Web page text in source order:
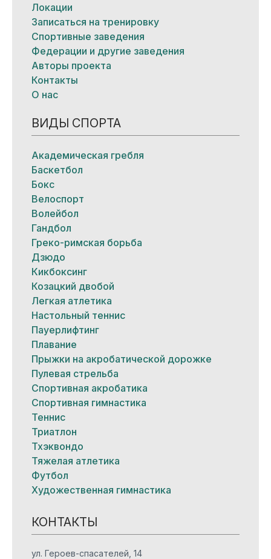
Локации
Записаться на тренировку
Спортивные заведения
Федерации и другие заведения
Авторы проекта
Контакты
О нас
ВИДЫ СПОРТА
Академическая гребля
Баскетбол
Бокс
Велоспорт
Волейбол
Гандбол
Греко-римская борьба
Дзюдо
Кикбоксинг
Козацкий двобой
Легкая атлетика
Настольный теннис
Пауерлифтинг
Плавание
Прыжки на акробатической дорожке
Пулевая стрельба
Спортивная акробатика
Спортивная гимнастика
Теннис
Триатлон
Тхэквондо
Тяжелая атлетика
Футбол
Художественная гимнастика
КОНТАКТЫ
ул. Героев-спасателей, 14